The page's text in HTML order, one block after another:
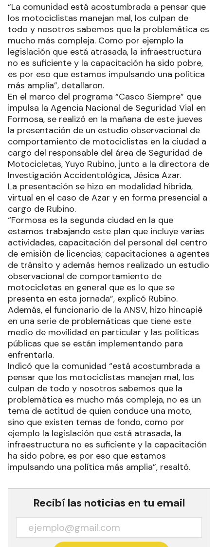
“La comunidad está acostumbrada a pensar que
los motociclistas manejan mal, los culpan de
todo y nosotros sabemos que la problemática es
mucho más compleja. Como por ejemplo la
legislación que está atrasada, la infraestructura
no es suficiente y la capacitación ha sido pobre,
es por eso que estamos impulsando una política
más amplia”, detallaron.
En el marco del programa “Casco Siempre” que
impulsa la Agencia Nacional de Seguridad Vial en
Formosa, se realizó en la mañana de este jueves
la presentación de un estudio observacional de
comportamiento de motociclistas en la ciudad a
cargo del responsable del área de Seguridad de
Motocicletas, Yuyo Rubino, junto a la directora de
Investigación Accidentológica, Jésica Azar.
La presentación se hizo en modalidad híbrida,
virtual en el caso de Azar y en forma presencial a
cargo de Rubino.
“Formosa es la segunda ciudad en la que
estamos trabajando este plan que incluye varias
actividades, capacitación del personal del centro
de emisión de licencias; capacitaciones a agentes
de tránsito y además hemos realizado un estudio
observacional de comportamiento de
motocicletas en general que es lo que se
presenta en esta jornada”, explicó Rubino.
Además, el funcionario de la ANSV, hizo hincapié
en una serie de problemáticas que tiene este
medio de movilidad en particular y las políticas
públicas que se están implementando para
enfrentarla.
Indicó que la comunidad “está acostumbrada a
pensar que los motociclistas manejan mal, los
culpan de todo y nosotros sabemos que la
problemática es mucho más compleja, no es un
tema de actitud de quien conduce una moto,
sino que existen temas de fondo, como por
ejemplo la legislación que está atrasada, la
infraestructura no es suficiente y la capacitación
ha sido pobre, es por eso que estamos
impulsando una política más amplia”, resaltó.
Recibí las noticias en tu email